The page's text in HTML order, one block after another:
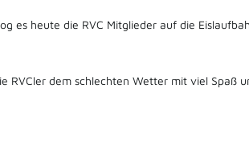
es heute die RVC Mitglieder auf die
RVCler dem schlechten Wetter mit viel Spaß